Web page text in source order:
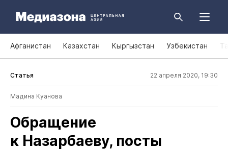
Афганистан Казахстан Кыргызстан Узбекистан
Статья 22 апреля 2020, 19:30
Мадина Куанова
Обращение
к Назарбаеву, посты